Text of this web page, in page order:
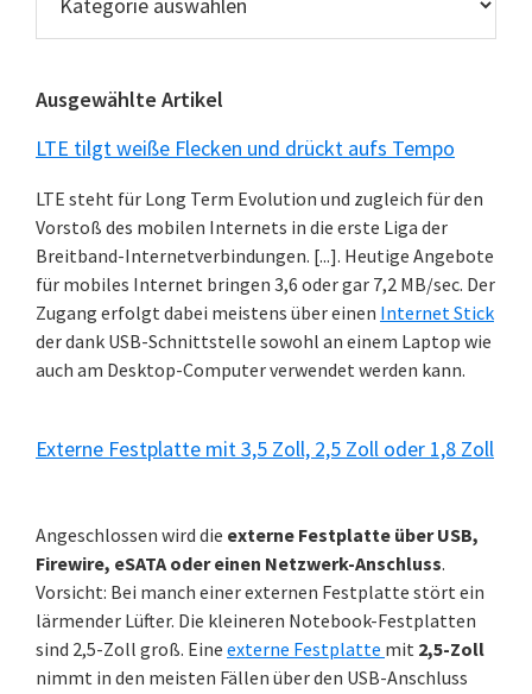
News
Kategorien
Ausgewählte Artikel
LTE tilgt weiße Flecken und drückt aufs Tempo
LTE steht für Long Term Evolution und zugleich für den
Vorstoß des mobilen Internets in die erste Liga der
Breitband-Internetverbindungen. [...]. Heutige Angebote
für mobiles Internet bringen 3,6 oder gar 7,2 MB/sec. Der
Zugang erfolgt dabei meistens über einen Internet Stick
der dank USB-Schnittstelle sowohl an einem Laptop wie
auch am Desktop-Computer verwendet werden kann.
Externe Festplatte mit 3,5 Zoll, 2,5 Zoll oder 1,8 Zoll
Angeschlossen wird die externe Festplatte über USB,
Firewire, eSATA oder einen Netzwerk-Anschluss.
Vorsicht: Bei manch einer externen Festplatte stört ein
lärmender Lüfter. Die kleineren Notebook-Festplatten
sind 2,5-Zoll groß. Eine externe Festplatte mit 2,5-Zoll
nimmt in den meisten Fällen über den USB-Anschluss